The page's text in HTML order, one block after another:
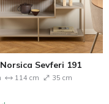
Sevferi 191
114 cm 35 cm